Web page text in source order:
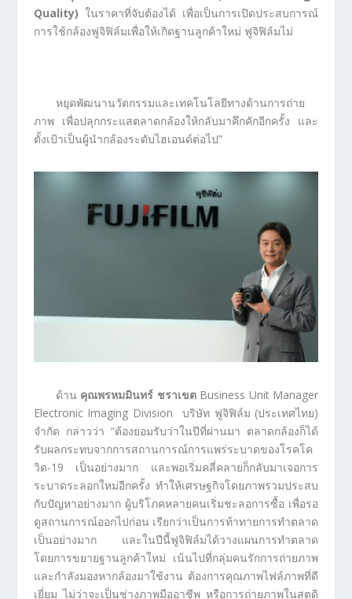
Quality) ในราคาที่จับต้องได้ เพื่อเป็นการเปิดประสบการณ์
การใช้กล้องฟูจิฟิล์มเพื่อให้เกิดฐานลูกค้าใหม่ ฟูจิฟิล์มไม่
หยุดพัฒนานวัตกรรมและเทคโนโลยีทางด้านการถ่าย
ภาพ เพื่อปลุกกระแสตลาดกล้องให้กลับมาคึกคักอีกครั้ง และ
ตั้งเป้าเป็นผู้นำกล้องระดับไฮเอนด์ต่อไป”
ด้าน คุณพรหมมินทร์ ชราเขต Business Unit Manager
Electronic Imaging Division บริษัท ฟูจิฟิล์ม (ประเทศไทย)
จำกัด กล่าวว่า “ต้องยอมรับว่าในปีที่ผ่านมา ตลาดกล้องก็ได้
รับผลกระทบจากการสถานการณ์การแพร่ระบาดของโรคโค
วิด-19 เป็นอย่างมาก และพอเริ่มคลี่คลายก็กลับมาเจอการ
ระบาดระลอกใหม่อีกครั้ง ทำให้เศรษฐกิจโดยภาพรวมประสบ
กับปัญหาอย่างมาก ผู้บริโภคหลายคนเริ่มชะลอการซื้อ เพื่อรอ
ดูสถานการณ์ออกไปก่อน เรียกว่าเป็นการท้าทายการทำตลาด
เป็นอย่างมาก และในปีนี้ฟูจิฟิล์มได้วางแผนการทำตลาด
โดยการขยายฐานลูกค้าใหม่ เน้นไปที่กลุ่มคนรักการถ่ายภาพ
และกำลังมองหากล้องมาใช้งาน ต้องการคุณภาพไฟล์ภาพที่ดี
เยี่ยม ไม่ว่าจะเป็นช่างภาพมืออาชีพ หรือการถ่ายภาพในสตูดิ